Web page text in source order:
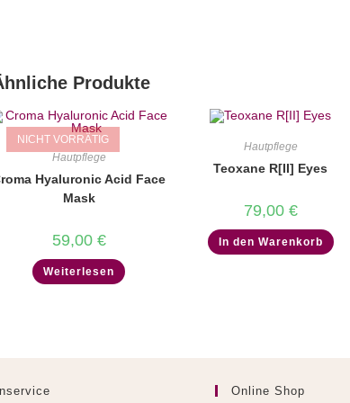
Produkte
NICHT VORRÄTIG
Hautpflege
Hyaluronic Acid Face
Mask
59,00 €
Weiterlesen
Hautpflege
Teoxane R[II] Eyes
79,00 €
In den Warenkorb
Online Shop